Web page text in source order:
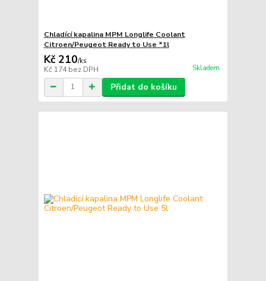
Chladící kapalina MPM Longlife Coolant
Citroen/Peugeot Ready to Use *1l
Kč 210/ks
Kč 174bez DPH Skladem
Přidat do košíku